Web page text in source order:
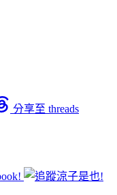
分享至 threads